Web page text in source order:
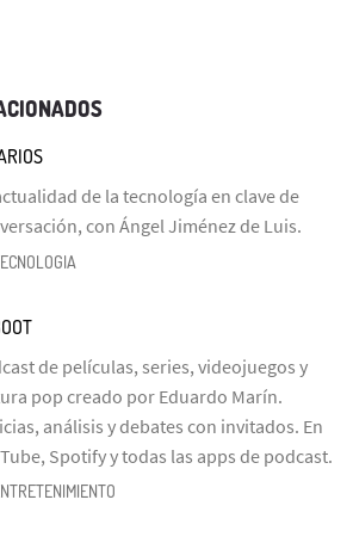
de la tecnología en clave de
con Ángel Jiménez de Luis.
de películas, series, videojuegos y
pop creado por Eduardo Marín.
análisis y debates con invitados. En
Spotify y todas las apps de podcast.